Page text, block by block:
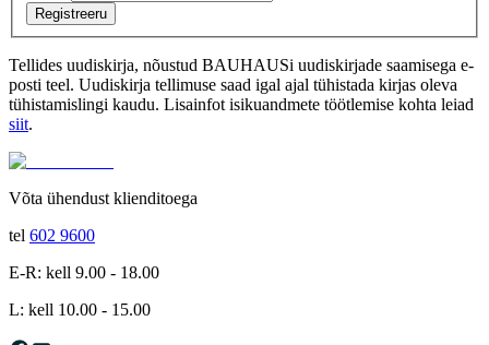
Registreeru
Tellides uudiskirja, nõustud BAUHAUSi uudiskirjade saamisega e-
posti teel. Uudiskirja tellimuse saad igal ajal tühistada kirjas oleva
tühistamislingi kaudu. Lisainfot isikuandmete töötlemise kohta leiad
siit.
Võta ühendust klienditoega
tel 602 9600
E-R: kell 9.00 - 18.00
L: kell 10.00 - 15.00